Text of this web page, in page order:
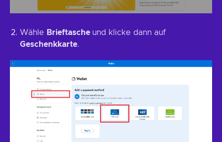
Wähle Brieftasche und klicke dann auf
Geschenkkarte.